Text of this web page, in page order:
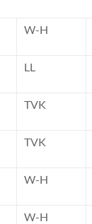
W-H
LL
TVK
TVK
W-H
W-H